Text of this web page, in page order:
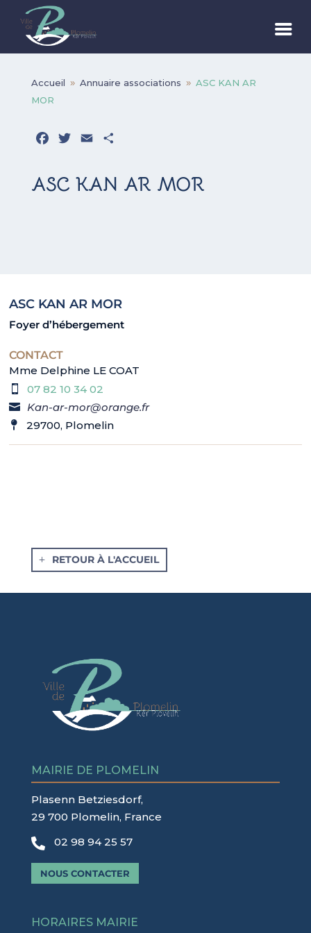
Accueil 9 Annuaire associations 9 ASC KAN AR
MOR
Facebook
Twitter
Email
ASC KAN AR MOR
ASC KAN AR MOR
Foyer d’hébergement
CONTACT
Mme Delphine LE COAT
07 82 10 34 02
Kan-ar-mor@orange.fr
29700, Plomelin
RETOUR À L'ACCUEIL
MAIRIE DE PLOMELIN
Plasenn Betziesdorf,
29 700 Plomelin, France
 02 98 94 25 57
NOUS CONTACTER
HORAIRES MAIRIE